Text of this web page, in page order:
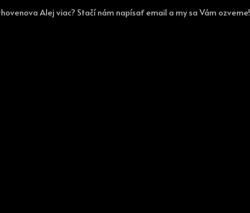
Alej viac? Stačí nám napísať email a my sa Vám ozveme!